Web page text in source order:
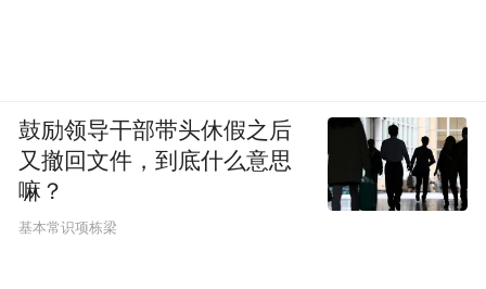
鼓励领导干部带头休假之后
又撤回文件，到底什么意思
嘛？
基本常识项栋梁